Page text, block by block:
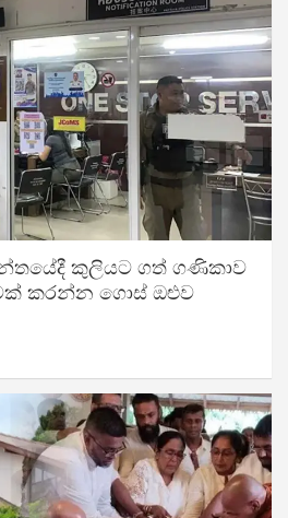
කුලියට ගත් ගණිකාව
කරන්න ගොස් ඔළුව